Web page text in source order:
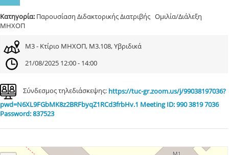
Κατηγορία: Παρουσίαση Διδακτορικής Διατριβής Ομιλία/Διάλεξη
ΜΗΧΟΠ
Μ3 - Κτίριο ΜΗΧΟΠ, Μ3.108, Υβριδικά
21/08/2025 12:00 - 14:00
Σύνδεσμος τηλεδιάσκεψης: https://tuc-gr.zoom.us/j/99038197036?
pwd=N6XL9FGbMK8z2BRFbyqZ1RCd3frbHv.1 Meeting ID: 990 3819 7036
Password: 837523